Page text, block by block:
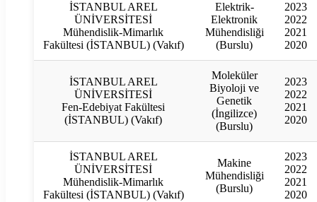
İSTANBUL AREL
ÜNİVERSİTESİ
Mühendislik-Mimarlık
Fakültesi (İSTANBUL) (Vakıf)
Elektrik-
Elektronik
Mühendisliği
(Burslu)
2023
2022
2021
2020
İSTANBUL AREL
ÜNİVERSİTESİ
Fen-Edebiyat Fakültesi
(İSTANBUL) (Vakıf)
Moleküler
Biyoloji ve
Genetik
(İngilizce)
(Burslu)
2023
2022
2021
2020
İSTANBUL AREL
ÜNİVERSİTESİ
Mühendislik-Mimarlık
Fakültesi (İSTANBUL) (Vakıf)
Makine
Mühendisliği
(Burslu)
2023
2022
2021
2020